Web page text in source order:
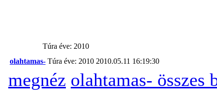
Túra éve: 2010
olahtamas- Túra éve: 2010 2010.05.11 16:19:30
megnéz olahtamas- összes